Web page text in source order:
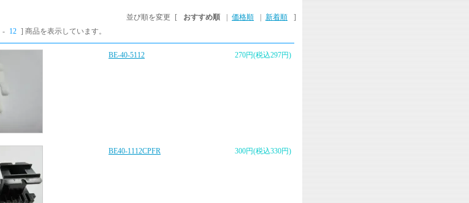
並び順を変更 [ おすすめ順 価格順 新着順
]
- 12 ] 商品を表示しています。
270円(税込297円)
BE-40-5112
300円(税込330円)
BE40-1112CPFR